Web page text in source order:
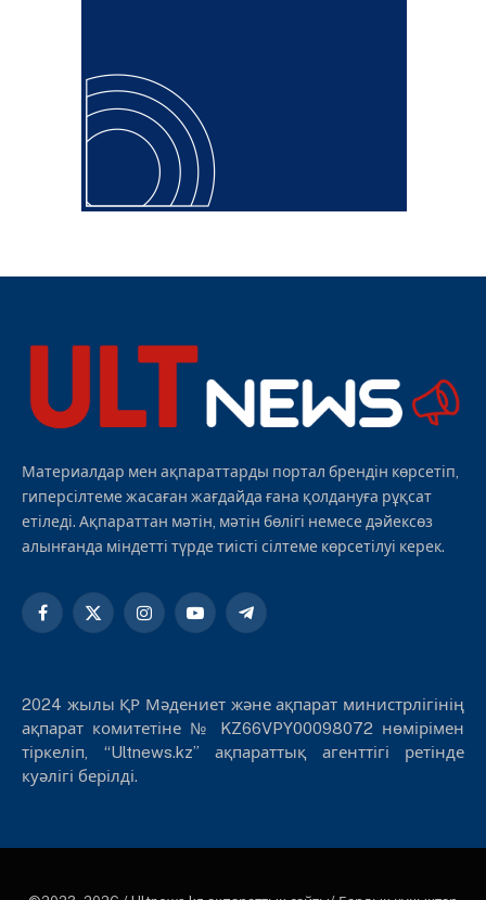
Материалдар мен ақпараттарды портал брендін көрсетіп,
гиперсілтеме жасаған жағдайда ғана қолдануға рұқсат
етіледі. Ақпараттан мәтін, мәтін бөлігі немесе дәйексөз
алынғанда міндетті түрде тиісті сілтеме көрсетілуі керек.
Facebook
X
InstagramYouTubeTelegram
2024 жылы ҚР Мәдениет және ақпарат министрлігінің
ақпарат комитетіне № KZ66VPY00098072 нөмірімен
тіркеліп, “Ultnews.kz” ақпараттық агенттігі ретінде
куәлігі берілді.